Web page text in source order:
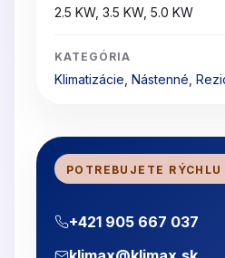
2.5 KW, 3.5 KW, 5.0 KW
KATEGÓRIA
Klimatizácie Nástenné
POTREBUJETE
+421 905 667 037